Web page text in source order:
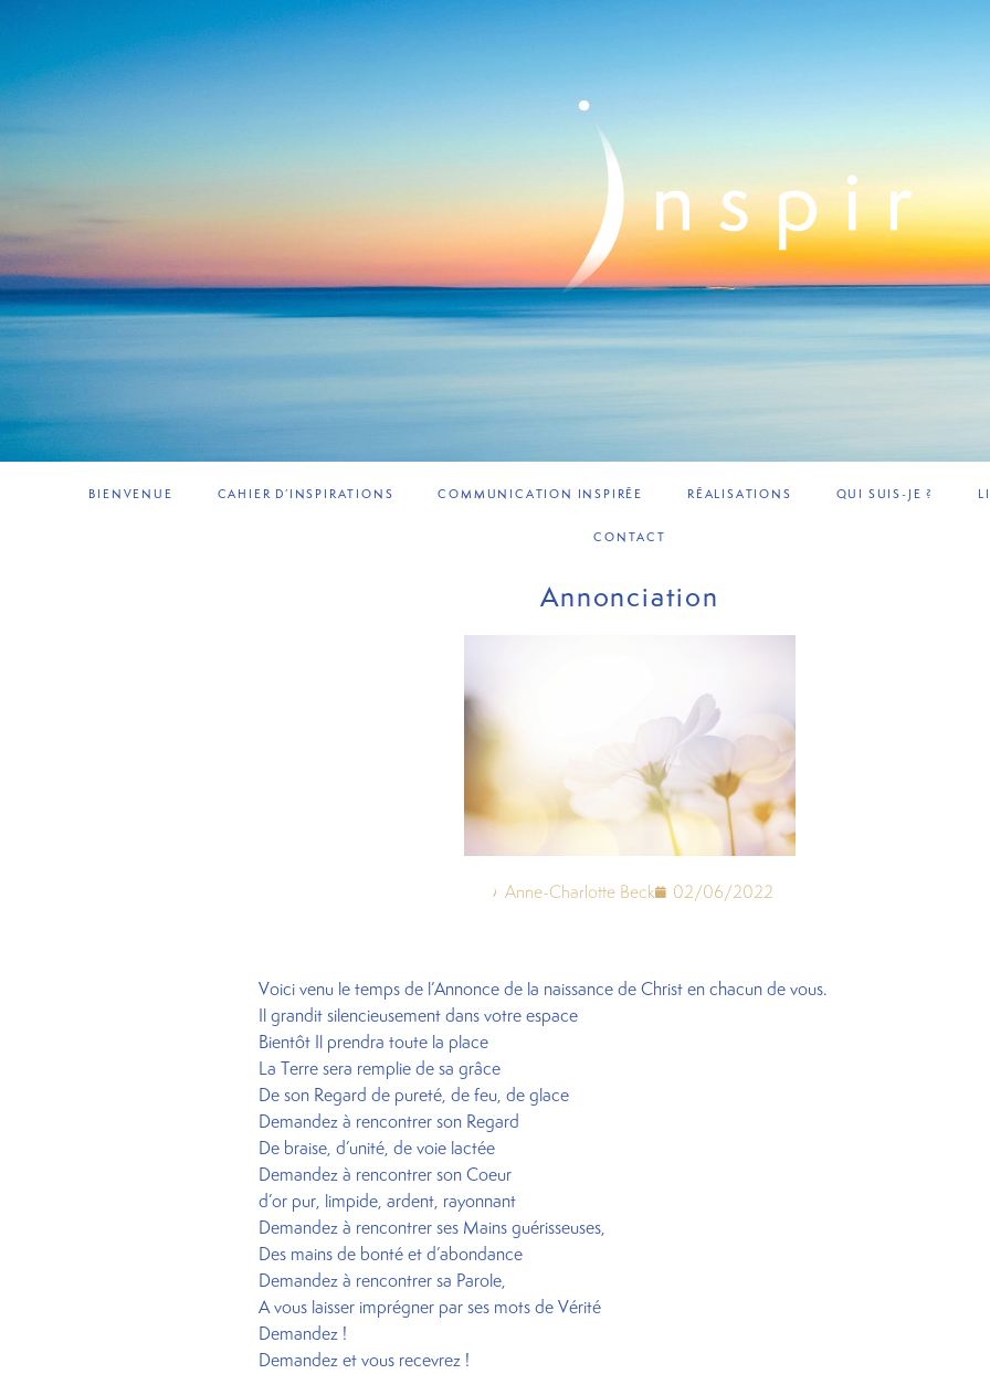
BIENVENUE CAHIER D’INSPIRATIONS COMMUNICATION INSPIRÉE RÉALISATIONS QUI SUIS-JE ?
CONTACT
Annonciation
Anne-Charlotte Beck 02/06/2022
Voici venu le temps de l’Annonce de la naissance de Christ en chacun de vous.
Il grandit silencieusement dans votre espace
Bientôt Il prendra toute la place
La Terre sera remplie de sa grâce
De son Regard de pureté, de feu, de glace
Demandez à rencontrer son Regard
De braise, d’unité, de voie lactée
Demandez à rencontrer son Coeur
d’or pur, limpide, ardent, rayonnant
Demandez à rencontrer ses Mains guérisseuses,
Des mains de bonté et d’abondance
Demandez à rencontrer sa Parole,
A vous laisser imprégner par ses mots de Vérité
Demandez !
Demandez et vous recevrez !